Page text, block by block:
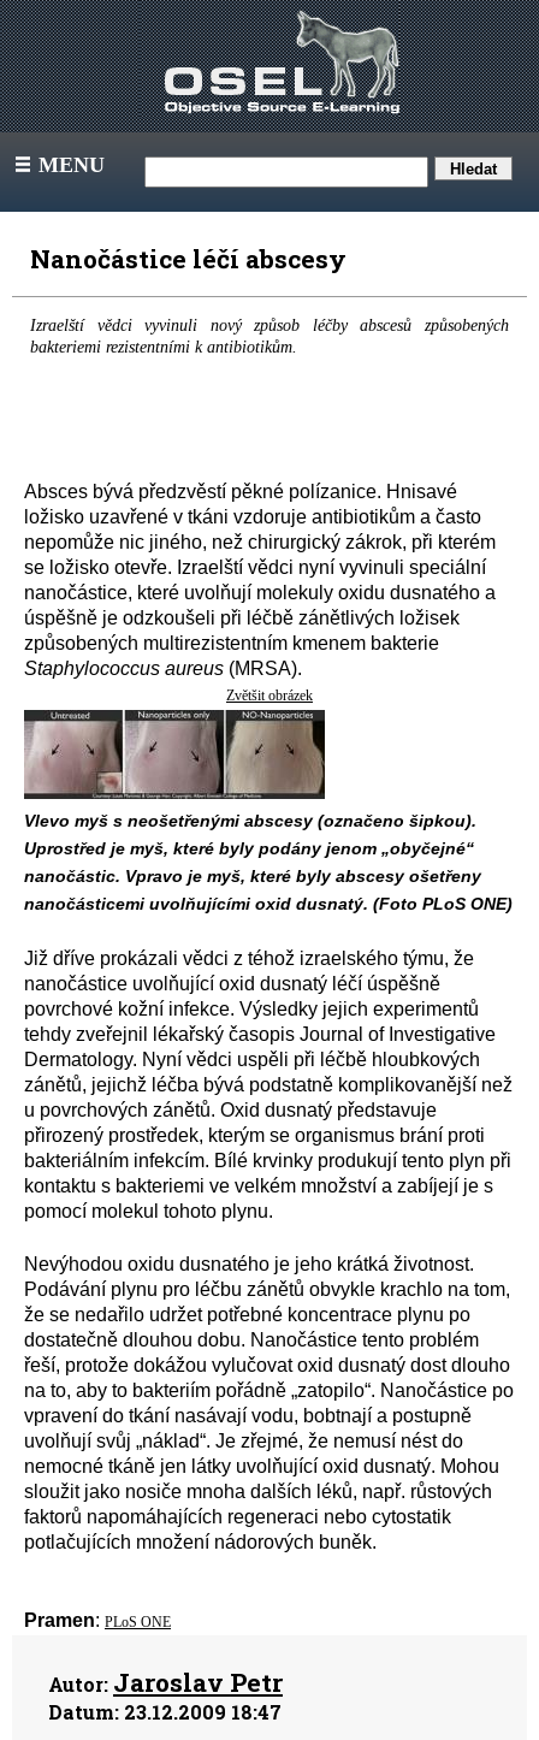
III MENU
Nanočástice léčí abscesy
Izraelští vědci vyvinuli nový způsob léčby abscesů způsobených
bakteriemi rezistentními k antibiotikům.
Absces bývá předzvěstí pěkné polízanice. Hnisavé
ložisko uzavřené v tkáni vzdoruje antibiotikům a často
nepomůže nic jiného, než chirurgický zákrok, při kterém
se ložisko otevře. Izraelští vědci nyní vyvinuli speciální
nanočástice, které uvolňují molekuly oxidu dusnatého a
úspěšně je odzkoušeli při léčbě zánětlivých ložisek
způsobených multirezistentním kmenem bakterie
Staphylococcus aureus (MRSA).
Zvětšit obrázek
Vlevo myš s neošetřenými abscesy (označeno šipkou).
Uprostřed je myš, které byly podány jenom „obyčejné“
nanočástic. Vpravo je myš, které byly abscesy ošetřeny
nanočásticemi uvolňujícími oxid dusnatý. (Foto PLoS ONE)
Již dříve prokázali vědci z téhož izraelského týmu, že
nanočástice uvolňující oxid dusnatý léčí úspěšně
povrchové kožní infekce. Výsledky jejich experimentů
tehdy zveřejnil lékařský časopis Journal of Investigative
Dermatology. Nyní vědci uspěli při léčbě hloubkových
zánětů, jejichž léčba bývá podstatně komplikovanější než
u povrchových zánětů. Oxid dusnatý představuje
přirozený prostředek, kterým se organismus brání proti
bakteriálním infekcím. Bílé krvinky produkují tento plyn při
kontaktu s bakteriemi ve velkém množství a zabíjejí je s
pomocí molekul tohoto plynu.
Nevýhodou oxidu dusnatého je jeho krátká životnost.
Podávání plynu pro léčbu zánětů obvykle krachlo na tom,
že se nedařilo udržet potřebné koncentrace plynu po
dostatečně dlouhou dobu. Nanočástice tento problém
řeší, protože dokážou vylučovat oxid dusnatý dost dlouho
na to, aby to bakteriím pořádně „zatopilo“. Nanočástice po
vpravení do tkání nasávají vodu, bobtnají a postupně
uvolňují svůj „náklad“. Je zřejmé, že nemusí nést do
nemocné tkáně jen látky uvolňující oxid dusnatý. Mohou
sloužit jako nosiče mnoha dalších léků, např. růstových
faktorů napomáhajících regeneraci nebo cytostatik
potlačujících množení nádorových buněk.
Pramen: PLoS ONE
Autor: Jaroslav Petr
Datum: 23.12.2009 18:47